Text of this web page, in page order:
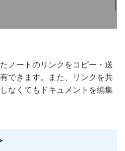
ノートのリンクをコピー・送
できます。また、リンクを共
なくてもドキュメントを編集